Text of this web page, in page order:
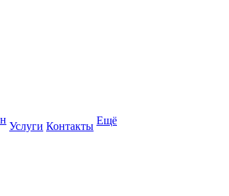
Услуги Контакты Ещё